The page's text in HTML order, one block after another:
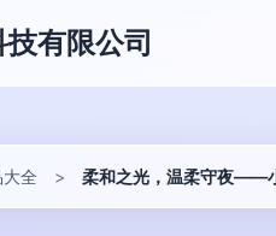
有限公司
全 > 柔和之光，温柔守夜——